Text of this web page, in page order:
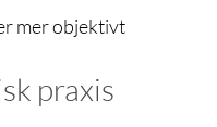
mer objektivt
praxis